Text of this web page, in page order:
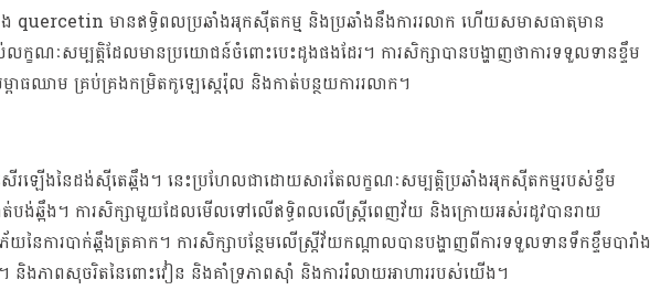
ង quercetin មានឥទ្ធិពលប្រឆាំងអុកស៊ីតកម្ម និងប្រឆាំងនឹងការរលាក ហើយសមាសធាតុមាន
ខណៈសម្បត្តិដែលមានប្រយោជន៍ចំពោះបេះដូងផងដែរ។ ការសិក្សាបានបង្ហាញថាការទទួលទានខ្ទឹម
ធឈាម គ្រប់គ្រងកម្រិតកូឡេស្តេរ៉ុល និងកាត់បន្ថយការរលាក។
សើរឡើងនៃដង់ស៊ីតេឆ្អឹង។ នេះប្រហែលជាដោយសារតែលក្ខណៈសម្បត្តិប្រឆាំងអុកស៊ីតកម្មរបស់ខ្ទឹម
ត់បង់ឆ្អឹង។ ការសិក្សាមួយដែលមើលទៅលើឥទ្ធិពលលើស្ត្រីពេញវ័យ និងក្រោយអស់រដូវបានរាយ
ការបាក់ឆ្អឹងត្រគាក។ ការសិក្សាបន្ថែមលើស្ត្រីវ័យកណ្តាលបានបង្ហាញពីការទទួលទានទឹកខ្ទឹមបារាំង
និងភាពសុចរិតនៃពោះវៀន និងគាំទ្រភាពស៊ាំ និងការរំលាយអាហាររបស់យើង។